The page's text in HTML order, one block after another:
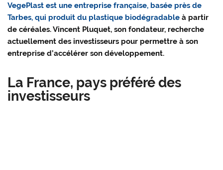
VegePlast est une entreprise française, basée près de
Tarbes, qui produit du plastique biodégradable à partir
de céréales. Vincent Pluquet, son fondateur, recherche
actuellement des investisseurs pour permettre à son
entreprise d’accélérer son développement.
La France, pays préféré des
investisseurs